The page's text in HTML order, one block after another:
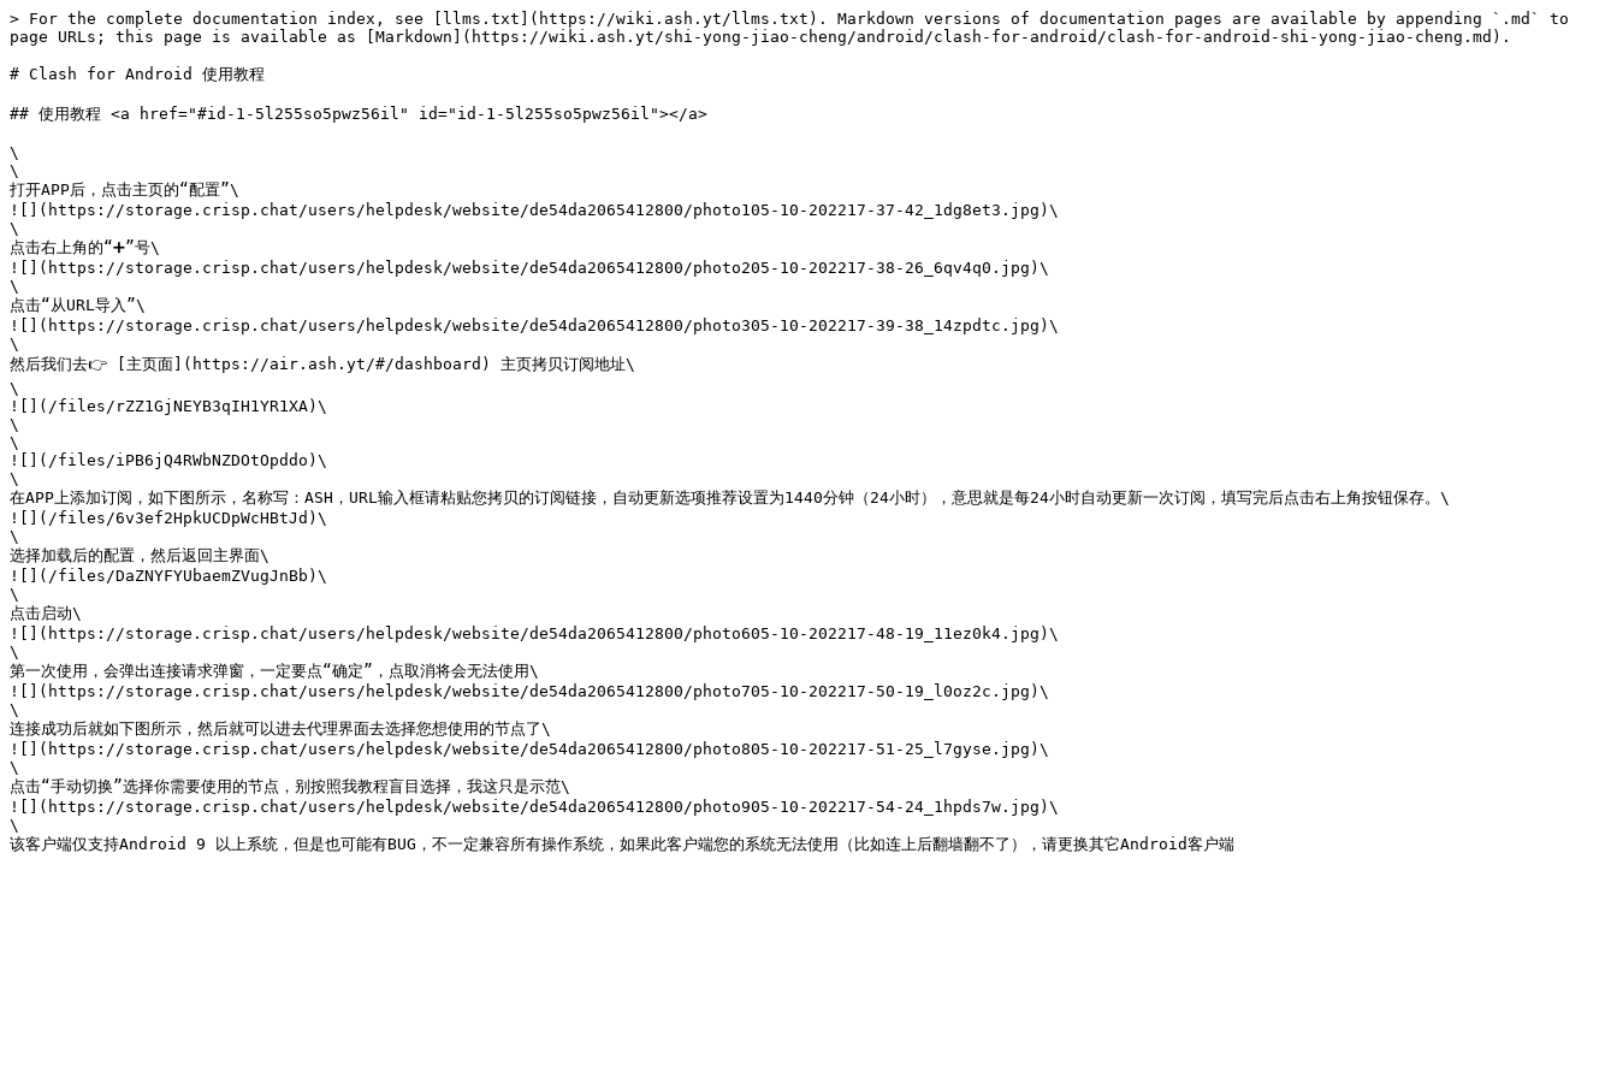
> For the complete documentation index, see [llms.txt](https://wiki.ash.yt/llms.txt). Markdown versions of documentation pages are available by appending `.md` to
page URLs; this page is available as [Markdown](https://wiki.ash.yt/shi-yong-jiao-cheng/android/clash-for-android/clash-for-android-shi-yong-jiao-cheng.md).
# Clash for Android 使用教程
## 使用教程 <a href="#id-1-5l255so5pwz56il" id="id-1-5l255so5pwz56il"></a>
\
\
打开APP后，点击主页的“配置”\
![](https://storage.crisp.chat/users/helpdesk/website/de54da2065412800/photo105-10-202217-37-42_1dg8et3.jpg)\
\
点击右上角的“➕”号\
![](https://storage.crisp.chat/users/helpdesk/website/de54da2065412800/photo205-10-202217-38-26_6qv4q0.jpg)\
\
点击“从URL导入”\
![](https://storage.crisp.chat/users/helpdesk/website/de54da2065412800/photo305-10-202217-39-38_14zpdtc.jpg)\
\
然后我们去👉 [主页面](https://air.ash.yt/#/dashboard) 主页拷贝订阅地址\
\
![](/files/rZZ1GjNEYB3qIH1YR1XA)\
\
\
![](/files/iPB6jQ4RWbNZDOtOpddo)\
\
在APP上添加订阅，如下图所示，名称写：ASH，URL输入框请粘贴您拷贝的订阅链接，自动更新选项推荐设置为1440分钟（24小时），意思就是每24小时自动更新一次订阅，填写完后点击右上角按钮保存。\
![](/files/6v3ef2HpkUCDpWcHBtJd)\
\
选择加载后的配置，然后返回主界面\
![](/files/DaZNYFYUbaemZVugJnBb)\
\
点击启动\
![](https://storage.crisp.chat/users/helpdesk/website/de54da2065412800/photo605-10-202217-48-19_11ez0k4.jpg)\
\
第一次使用，会弹出连接请求弹窗，一定要点“确定”，点取消将会无法使用\
![](https://storage.crisp.chat/users/helpdesk/website/de54da2065412800/photo705-10-202217-50-19_l0oz2c.jpg)\
\
连接成功后就如下图所示，然后就可以进去代理界面去选择您想使用的节点了\
![](https://storage.crisp.chat/users/helpdesk/website/de54da2065412800/photo805-10-202217-51-25_l7gyse.jpg)\
\
点击“手动切换”选择你需要使用的节点，别按照我教程盲目选择，我这只是示范\
![](https://storage.crisp.chat/users/helpdesk/website/de54da2065412800/photo905-10-202217-54-24_1hpds7w.jpg)\
\